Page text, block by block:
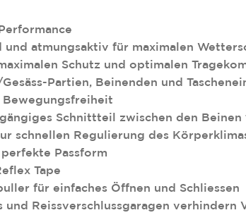
atmungsaktiv für maximalen
Schutz und optimalen
Partien, Beinenden und
Schnittteil zwischen den Beinen
schnellen Regulierung des
Passform
Tape
für einfaches Öffnen und Schliessen
und Reissverschlussgaragen verhindern